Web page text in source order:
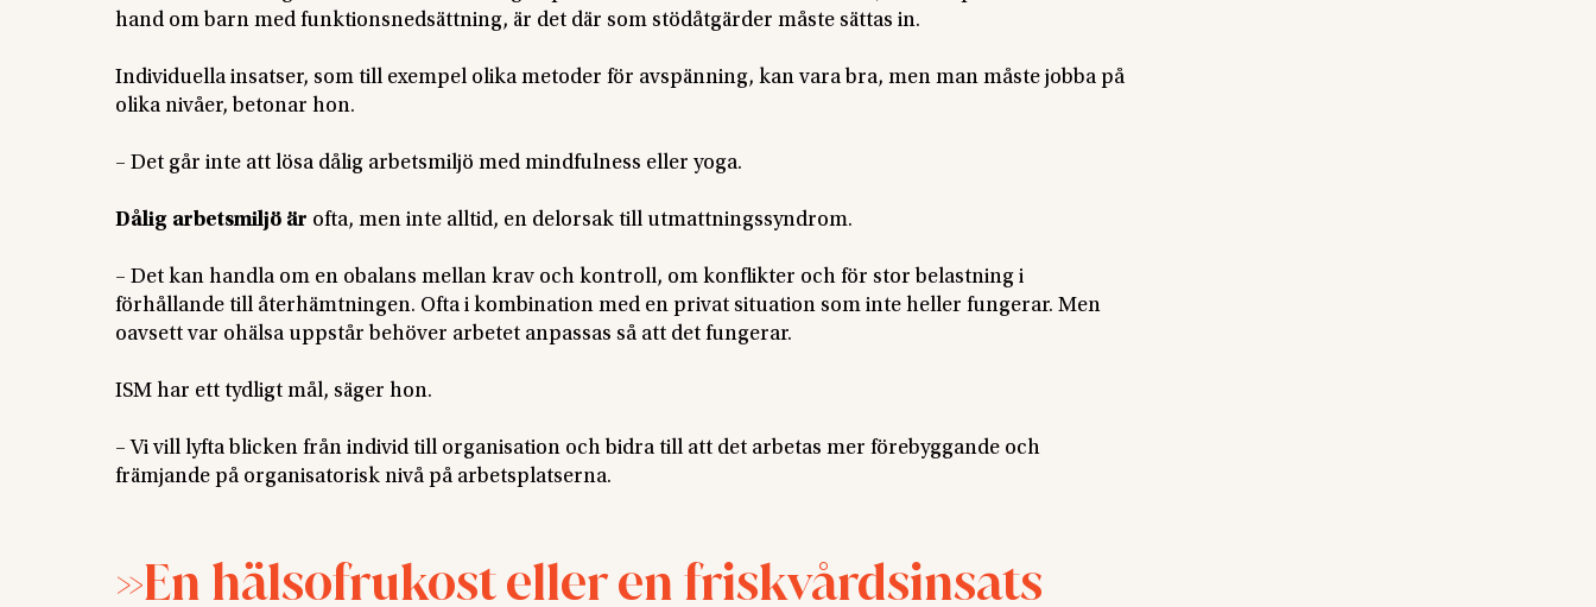
hand om barn med funktionsnedsättning, är det där som stödåtgärder måste sättas in.
Individuella insatser, som till exempel olika metoder för avspänning, kan vara bra, men man måste jobba på
olika nivåer, betonar hon.
– Det går inte att lösa dålig arbetsmiljö med mindfulness eller yoga.
Dålig arbetsmiljö är ofta, men inte alltid, en delorsak till utmattningssyndrom.
– Det kan handla om en obalans mellan krav och kontroll, om konflikter och för stor belastning i
förhållande till återhämtningen. Ofta i kombination med en privat situation som inte heller fungerar. Men
oavsett var ohälsa uppstår behöver arbetet anpassas så att det fungerar.
ISM har ett tydligt mål, säger hon.
– Vi vill lyfta blicken från individ till organisation och bidra till att det arbetas mer förebyggande och
främjande på organisatorisk nivå på arbetsplatserna.
En hälsofrukost eller en friskvårdsinsats